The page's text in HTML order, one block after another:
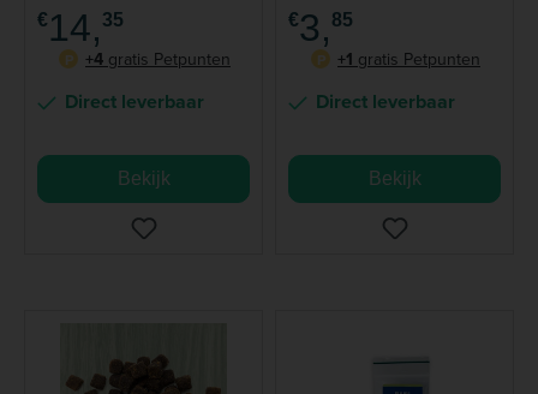
€14, 35
P
+4 gratis Petpunten
Direct leverbaar
Bekijk
€3, 85
P
+1 gratis Petpunten
Direct leverbaar
Bekijk